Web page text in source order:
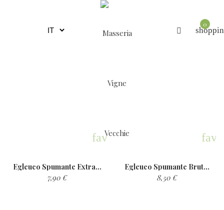
0
favorite
Egleuco Spumante ExtraDry...
7,90 €
Egleuco Spumante Brut...
8,50 €